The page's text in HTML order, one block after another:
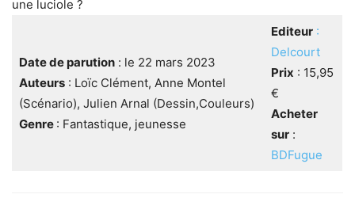
une luciole ?
Date de parution: le 22 mars 2023
Auteurs: Loïc Clément, Anne Montel
(Scénario), Julien Arnal (Dessin,Couleurs)
Genre : Fantastique, jeunesse
Editeur :
Delcourt
Prix : 15,95
€
Acheter
sur:
BDFugue